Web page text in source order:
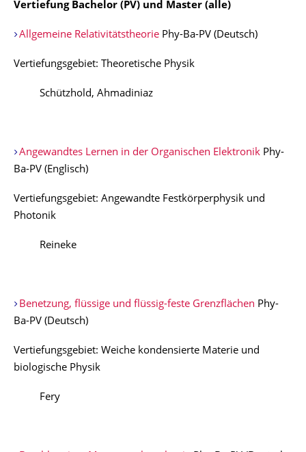
Vertiefung Bachelor (PV) und Master (alle)
Allgemeine Relativitätstheorie Phy-Ba-PV (Deutsch)
Vertiefungsgebiet: Theoretische Physik
Schützhold, Ahmadiniaz
Angewandtes Lernen in der Organischen Elektronik Phy-
Ba-PV (Englisch)
Vertiefungsgebiet: Angewandte Festkörperphysik und
Photonik
Reineke
Benetzung, flüssige und flüssig-feste Grenzflächen Phy-
Ba-PV (Deutsch)
Vertiefungsgebiet: Weiche kondensierte Materie und
biologische Physik
Fery